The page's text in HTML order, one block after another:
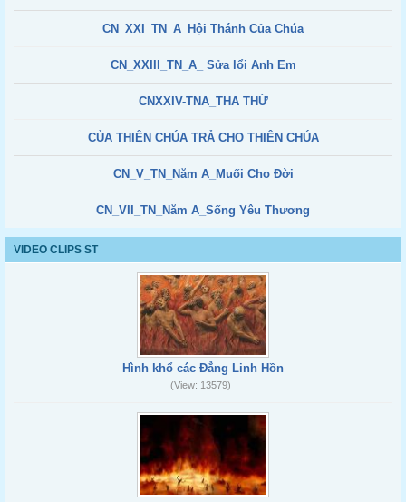
CN_XXI_TN_A_Hội Thánh Của Chúa
CN_XXIII_TN_A_ Sửa lổi Anh Em
CNXXIV-TNA_THA THỨ
CỦA THIÊN CHÚA TRẢ CHO THIÊN CHÚA
CN_V_TN_Năm A_Muối Cho Đời
CN_VII_TN_Năm A_Sống Yêu Thương
VIDEO CLIPS ST
Hình khổ các Đẳng Linh Hồn
(View: 13579)